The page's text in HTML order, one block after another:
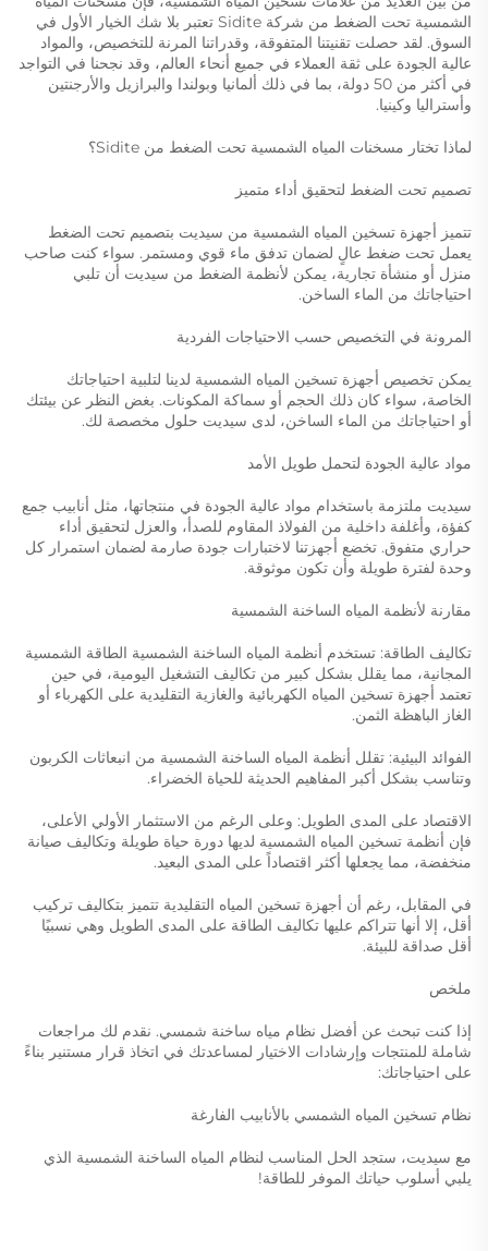
الشمسية تحت الضغط من شركة Sidite تعتبر بلا شك الخيار الأول في
السوق. لقد حصلت تقنيتنا المتفوقة، وقدراتنا المرنة للتخصيص، والمواد
عالية الجودة على ثقة العملاء في جميع أنحاء العالم، وقد نجحنا في التواجد
في أكثر من 50 دولة، بما في ذلك ألمانيا وبولندا والبرازيل والأرجنتين
وأستراليا وكينيا.
لماذا تختار مسخنات المياه الشمسية تحت الضغط من Sidite؟
تصميم تحت الضغط لتحقيق أداء متميز
تتميز أجهزة تسخين المياه الشمسية من سيديت بتصميم تحت الضغط
يعمل تحت ضغط عالٍ لضمان تدفق ماء قوي ومستمر. سواء كنت صاحب
منزل أو منشأة تجارية، يمكن لأنظمة الضغط من سيديت أن تلبي
احتياجاتك من الماء الساخن.
المرونة في التخصيص حسب الاحتياجات الفردية
يمكن تخصيص أجهزة تسخين المياه الشمسية لدينا لتلبية احتياجاتك
الخاصة، سواء كان ذلك الحجم أو سماكة المكونات. بغض النظر عن بيئتك
أو احتياجاتك من الماء الساخن، لدى سيديت حلول مخصصة لك.
مواد عالية الجودة لتحمل طويل الأمد
سيديت ملتزمة باستخدام مواد عالية الجودة في منتجاتها، مثل أنابيب جمع
كفؤة، وأغلفة داخلية من الفولاذ المقاوم للصدأ، والعزل لتحقيق أداء
حراري متفوق. تخضع أجهزتنا لاختبارات جودة صارمة لضمان استمرار كل
وحدة لفترة طويلة وأن تكون موثوقة.
مقارنة لأنظمة المياه الساخنة الشمسية
تكاليف الطاقة: تستخدم أنظمة المياه الساخنة الشمسية الطاقة الشمسية
المجانية، مما يقلل بشكل كبير من تكاليف التشغيل اليومية، في حين
تعتمد أجهزة تسخين المياه الكهربائية والغازية التقليدية على الكهرباء أو
الغاز الباهظة الثمن.
الفوائد البيئية: تقلل أنظمة المياه الساخنة الشمسية من انبعاثات الكربون
وتناسب بشكل أكبر المفاهيم الحديثة للحياة الخضراء.
الاقتصاد على المدى الطويل: وعلى الرغم من الاستثمار الأولي الأعلى،
فإن أنظمة تسخين المياه الشمسية لديها دورة حياة طويلة وتكاليف صيانة
منخفضة، مما يجعلها أكثر اقتصاداً على المدى البعيد.
في المقابل، رغم أن أجهزة تسخين المياه التقليدية تتميز بتكاليف تركيب
أقل، إلا أنها تتراكم عليها تكاليف الطاقة على المدى الطويل وهي نسبيًا
أقل صداقة للبيئة.
ملخص
إذا كنت تبحث عن أفضل نظام مياه ساخنة شمسي. نقدم لك مراجعات
شاملة للمنتجات وإرشادات الاختيار لمساعدتك في اتخاذ قرار مستنير بناءً
على احتياجاتك:
نظام تسخين المياه الشمسي بالأنابيب الفارغة
مع سيديت، ستجد الحل المناسب لنظام المياه الساخنة الشمسية الذي
يلبي أسلوب حياتك الموفر للطاقة!